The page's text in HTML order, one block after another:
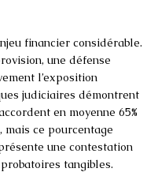
financier considérable.
une défense
l’exposition
judiciaires démontrent
en moyenne 65%
ce pourcentage
une contestation
tangibles.